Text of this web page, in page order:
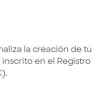
la creación de tu
en el Registro